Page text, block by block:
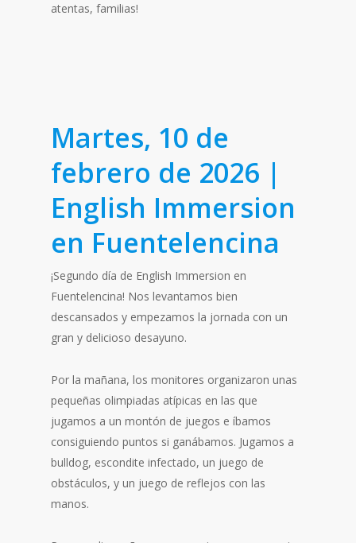
atentas, familias!
Martes, 10 de
febrero de 2026 |
English Immersion
en Fuentelencina
¡Segundo día de English Immersion en
Fuentelencina! Nos levantamos bien
descansados y empezamos la jornada con un
gran y delicioso desayuno.
Por la mañana, los monitores organizaron unas
pequeñas olimpiadas atípicas en las que
jugamos a un montón de juegos e íbamos
consiguiendo puntos si ganábamos. Jugamos a
bulldog, escondite infectado, un juego de
obstáculos, y un juego de reflejos con las
manos.